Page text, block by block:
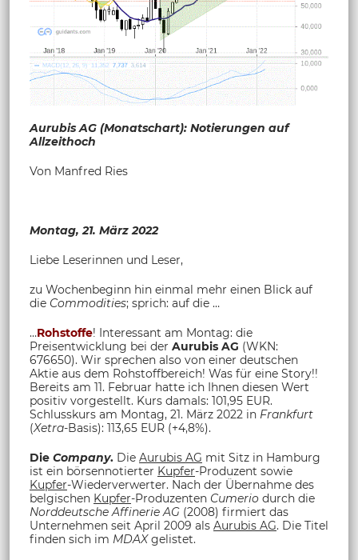
Aurubis AG (Monatschart): Notierungen auf
Allzeithoch
Von Manfred Ries
Montag, 21. März 2022
Liebe Leserinnen und Leser,
zu Wochenbeginn hin einmal mehr einen Blick auf
die Commodities; sprich: auf die …
…Rohstoffe! Interessant am Montag: die
Preisentwicklung bei der Aurubis AG (WKN:
676650). Wir sprechen also von einer deutschen
Aktie aus dem Rohstoffbereich! Was für eine Story!!
Bereits am 11. Februar hatte ich Ihnen diesen Wert
positiv vorgestellt. Kurs damals: 101,95 EUR.
Schlusskurs am Montag, 21. März 2022 in Frankfurt
(Xetra-Basis): 113,65 EUR (+4,8%).
Die Company. Die Aurubis AG mit Sitz in Hamburg
ist ein börsennotierter Kupfer-Produzent sowie
Kupfer-Wiederverwerter. Nach der Übernahme des
belgischen Kupfer-Produzenten Cumerio durch die
Norddeutsche Affinerie AG (2008) firmiert das
Unternehmen seit April 2009 als Aurubis AG. Die Titel
finden sich im MDAXgelistet.